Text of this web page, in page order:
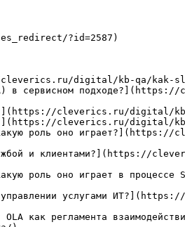
?id=2587)
cleverics.ru/digital/kb-qa/
в сервисном
cleverics.ru/
cleverics.ru/
какую роль оно
и
роль оно играет в
в управлении услугами
OLA как регламента